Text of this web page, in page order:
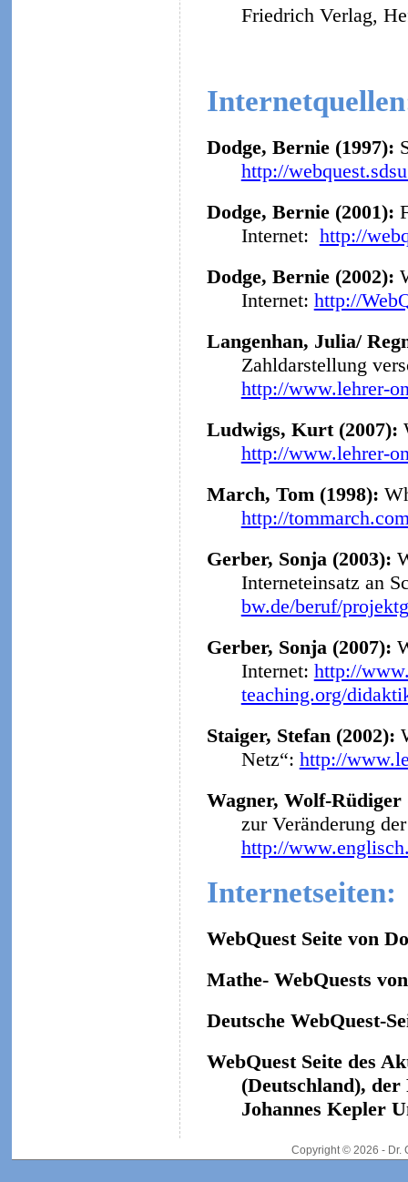
Friedrich Verlag,
Dodge, Bernie (1997):
http://
Dodge, Bernie (2001):
Internet: http://
Dodge, Bernie (2002):
Internet: http://
Langenhan, Julia/
Zahldarstellung
http://www.lehrer-
Ludwigs, Kurt (2007):
http://www.lehrer-
March, Tom (1998):
http://
Gerber, Sonja (2003):
Interneteinsatz an
bw.de/beruf/
Gerber, Sonja (2007):
Internet: http://
teaching.org/
Staiger, Stefan (2002):
Netz“: http://
Wagner, Wolf-
zur Veränderung
http://
Internetseiten:
WebQuest Seite von
Mathe- WebQuests
Deutsche WebQuest-
WebQuest Seite des
(Deutschland), der
Johannes Kepler
Copyright © 2026 - Dr.